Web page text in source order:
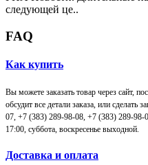
следующей це..
FAQ
Как купить
Вы можете заказать товар через сайт,
обсудит все детали заказа, или
07, +7 (383) 289-98-08, +7 (383) 289-98-
17:00, суббота, воскресенье выходной.
Доставка и оплата